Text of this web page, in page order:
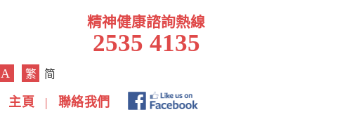
精神健康諮詢熱線
2535 4135
A 繁 简
主頁 |
聯絡我們